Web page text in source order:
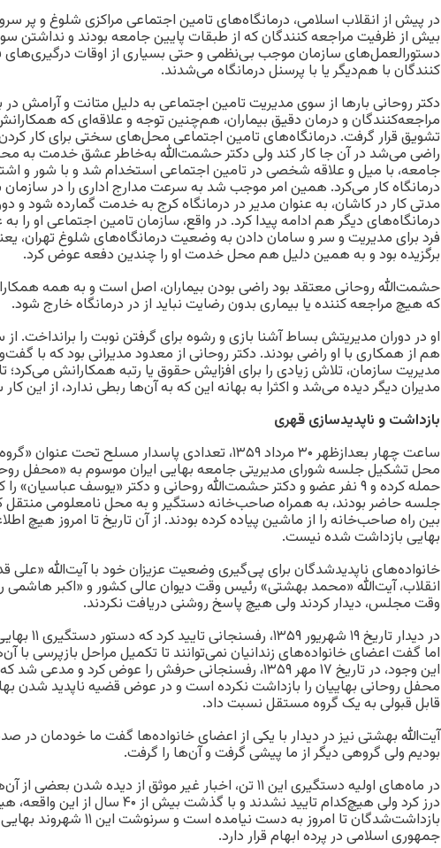
در پیش از انقلاب اسلامی، درمانگاه‌های تامین اجتماعی مراکزی شلوغ و پر
بیش از ظرفیت مراجعه کنندگان که از طبقات پایین جامعه بودند و نداشتن
دستورالعمل‌های سازمان موجب بی‌نظمی و حتی بسیاری از اوقات درگیری‌های
کنندگان با هم‌دیگر یا با پرسنل درمانگاه می‌شدند.
دکتر روحانی بارها از سوی مدیریت تامین اجتماعی به‌ دلیل متانت و آرامش در
مراجعه‌کنندگان و درمان دقیق بیماران، هم‌چنین توجه و علاقه‌ای که
تشویق قرار گرفت. درمانگاه‌های تامین اجتماعی محل‌های سختی برای کار
راضی می‌شد در آن‌ جا کار کند ولی دکتر حشمت‌الله به‌خاطر عشق خدمت به
جامعه، با میل و علاقه شخصی در تامین اجتماعی استخدام شد و با شور و
درمانگاه کار می‌کرد. همین امر موجب شد به سرعت مدارج اداری را در سازمان
مدتی کار در کاشان، به عنوان مدیر در درمانگاه کرج به خدمت گمارده شود و
درمانگاه‌های دیگر هم ادامه پیدا کرد. در واقع، سازمان تامین اجتماعی او را
فرد برای مدیریت و سر و سامان دادن به وضعیت درمانگاه‌های شلوغ تهران،
برگزیده بود و به همین دلیل هم محل خدمت او را چندین دفعه عوض کرد.
حشمت‌الله روحانی معتقد بود راضی بودن بیماران، اصل است و به همه
که هیچ مراجعه کننده یا بیماری بدون رضایت نباید از در درمانگاه خارج شود.
او در دوران مدیریتش بساط آشنا بازی و رشوه برای گرفتن نوبت را برانداخت.
هم از همکاری با او راضی بودند. دکتر روحانی از معدود مدیرانی بود که با
مدیریت سازمان، تلاش زیادی را برای افزایش حقوق یا رتبه همکارانش می‌کرد؛
مدیران دیگر دیده می‌شد و اکثرا به بهانه این‌ که به آن‌ها ربطی ندارد، از این
بازداشت و ناپدیدسازی قهری
ساعت چهار بعدازظهر ۳۰ مرداد ۱۳۵۹، تعدادی پاسدار مسلح تحت
محل تشکیل جلسه شورای مدیریتی جامعه بهایی ایران موسوم به «محفل
حمله کرده و ۹ نفر عضو و دکتر حشمت‌الله روحانی و دکتر «یوسف
جلسه حاضر بودند، به همراه صاحب‌خانه دستگیر و به محل نامعلومی منتقل
بهایی بازداشت‌ شده نیست.
خانواده‌های ناپدیدشدگان برای پی‌گیری وضعیت عزیزان‌ خود با آیت‌الله
انقلاب، آیت‌الله «محمد بهشتی» رئیس وقت دیوان عالی کشور و «اکبر
وقت مجلس، دیدار کردند ولی هیچ پاسخ روشنی دریافت نکردند.
در دیدار تاریخ
اما گفت اعضای خانواده‌های زندانیان نمی‌توانند تا تکمیل مراحل بازپرسی با
این وجود، در تاریخ ۱۷ مهر ۱۳۵۹، رفسنجانی حرفش را عوض کرد و
محفل روحانی بهاییان را بازداشت نکرده است و در عوض قضیه ناپدید شدن
قابل قبولی به یک گروه مستقل نسبت داد.
آیت‌الله بهشتی نیز در دیدار با یکی از اعضای خانواده‌ها گفت ما خودمان در
بودیم ولی گروهی دیگر از ما پیشی گرفت و آن‌ها را گرفت.
در ماه‌های اولیه دستگیری این ۱۱ تن، اخبار غیر موثق از دیده شدن
درز کرد ولی هیچ‌کدام تایید نشدند و با گذشت بیش
بازداشت‌شدگان تا امروز به‌ دست
جمهوری اسلامی در پرده ابهام قرار دارد.